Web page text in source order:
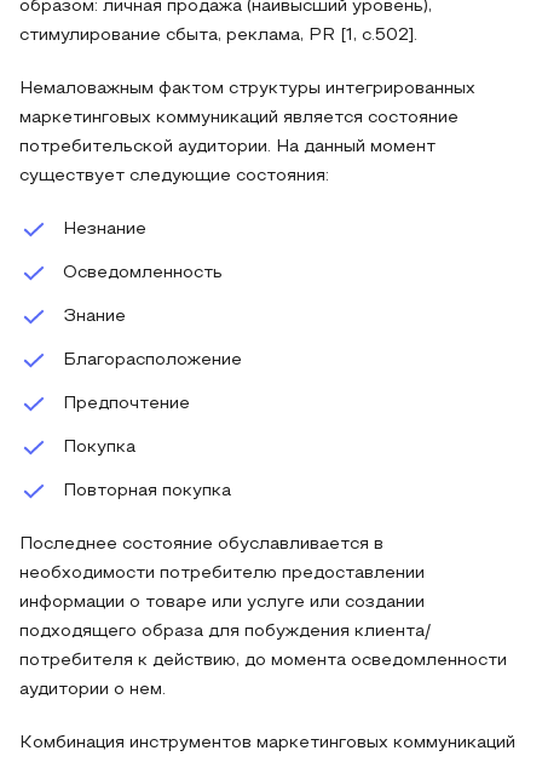
образом: личная продажа (наивысший уровень),
стимулирование сбыта, реклама, PR [1, с.502].
Немаловажным фактом структуры интегрированных
маркетинговых коммуникаций является состояние
потребительской аудитории. На данный момент
существует следующие состояния:
Незнание
Осведомленность
Знание
Благорасположение
Предпочтение
Покупка
Повторная покупка
Последнее состояние обуславливается в
необходимости потребителю предоставлении
информации о товаре или услуге или создании
подходящего образа для побуждения клиента/
потребителя к действию, до момента осведомленности
аудитории о нем.
Комбинация инструментов маркетинговых коммуникаций